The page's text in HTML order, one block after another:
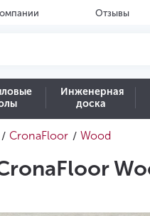
Отзывы
Инженерная
доска
/ CronaFloor / Wood